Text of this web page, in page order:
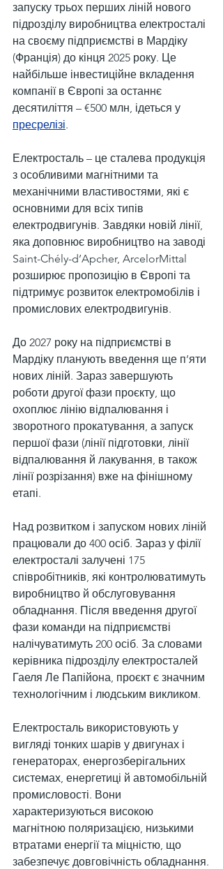
запуску трьох перших ліній нового
підрозділу виробництва електросталі
на своєму підприємстві в Мардіку
(Франція) до кінця 2025 року. Це
найбільше інвестиційне вкладення
компанії в Європі за останнє
десятиліття – €500 млн, ідеться у
пресрелізі.
Електросталь – це сталева продукція
з особливими магнітними та
механічними властивостями, які є
основними для всіх типів
електродвигунів. Завдяки новій лінії,
яка доповнює виробництво на заводі
Saint-Chély-d’Apcher, ArcelorMittal
розширює пропозицію в Європі та
підтримує розвиток електромобілів і
промислових електродвигунів.
До 2027 року на підприємстві в
Мардіку планують введення ще п’яти
нових ліній. Зараз завершують
роботи другої фази проєкту, що
охоплює лінію відпалювання і
зворотного прокатування, а запуск
першої фази (лінії підготовки, лінії
відпалювання й лакування, в також
лінії розрізання) вже на фінішному
етапі.
Над розвитком і запуском нових ліній
працювали до 400 осіб. Зараз у філії
електросталі залучені 175
співробітників, які контролюватимуть
виробництво й обслуговування
обладнання. Після введення другої
фази команди на підприємстві
налічуватимуть 200 осіб. За словами
керівника підрозділу електросталей
Гаеля Ле Папійона, проєкт є значним
технологічним і людським викликом.
Електросталь використовують у
вигляді тонких шарів у двигунах і
генераторах, енергозберігальних
системах, енергетиці й автомобільній
промисловості. Вони
характеризуються високою
магнітною поляризацією, низькими
втратами енергії та міцністю, що
забезпечує довговічність обладнання.